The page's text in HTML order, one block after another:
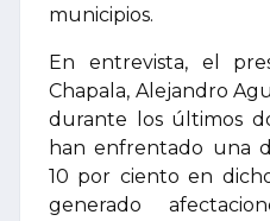
municipios.
En entrevista, el
Chapala, Alejandro
durante los últimos
han enfrentado una
10 por ciento en
generado